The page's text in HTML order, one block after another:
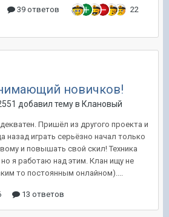
39 ответов 22
новичков!
добавил тему в Клановый
Пришёл из другого проекта и
назад играть серьёзно начал только
и повышать свой скил! Техника
я работаю над этим. Клан ищу не
то постоянным онлайном)....
13 ответов